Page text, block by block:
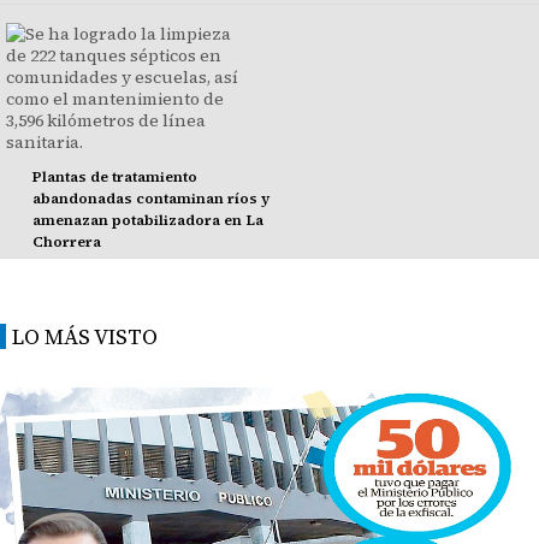
Plantas de tratamiento
abandonadas contaminan ríos y
amenazan potabilizadora en La
Chorrera
LO MÁS VISTO